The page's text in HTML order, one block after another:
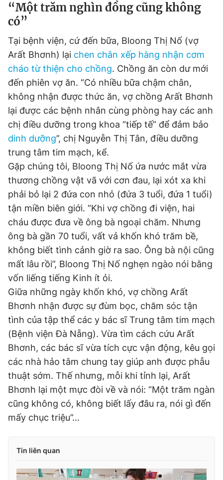
“Một trăm nghìn đồng cũng không
có”
Tại bệnh viện, cứ đến bữa, Bloong Thị Nố (vợ
Arất Bhơnh) lại chen chân xếp hàng nhận cơm
cháo từ thiện cho chồng. Chồng ăn còn dư mới
đến phiên vợ ăn. “Có nhiều bữa chậm chân,
không nhận được thức ăn, vợ chồng Arất Bhơnh
lại được các bệnh nhân cùng phòng hay các anh
chị điều dưỡng trong khoa “tiếp tế” để đảm bảo
dinh dưỡng”, chị Nguyễn Thị Tân, điều dưỡng
trung tâm tim mạch, kể.
Gặp chúng tôi, Bloong Thị Nố ứa nước mắt vừa
thương chồng vật vã với cơn đau, lại xót xa khi
phải bỏ lại 2 đứa con nhỏ (đứa 3 tuổi, đứa 1 tuổi)
tận miền biên giới. “Khi vợ chồng đi viện, hai
cháu được đưa về ông bà ngoại chăm. Nhưng
ông bà gần 70 tuổi, vất vả khốn khó trăm bề,
không biết tình cảnh giờ ra sao. Ông bà nội cũng
mất lâu rồi”, Bloong Thị Nố nghẹn ngào nói bằng
vốn liếng tiếng Kinh ít ỏi.
Giữa những ngày khốn khó, vợ chồng Arất
Bhơnh nhận được sự đùm bọc, chăm sóc tận
tình của tập thể các y bác sĩ Trung tâm tim mạch
(Bệnh viện Đà Nẵng). Vừa tìm cách cứu Arất
Bhơnh, các bác sĩ vừa tích cực vận động, kêu gọi
các nhà hảo tâm chung tay giúp anh được phẫu
thuật sớm. Thế nhưng, mỗi khi tỉnh lại, Arất
Bhơnh lại một mực đòi về và nói: “Một trăm ngàn
cũng không có, không biết lấy đâu ra, nói gì đến
mấy chục triệu”…
Tin liên quan